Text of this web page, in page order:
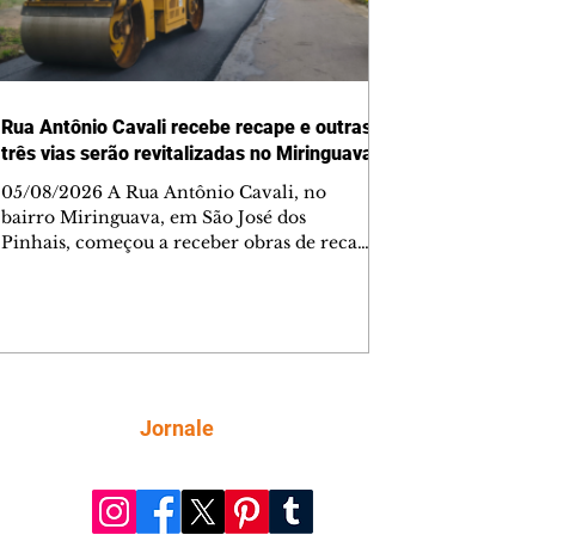
Rua Antônio Cavali recebe recape e outras
três vias serão revitalizadas no Miringuava
05/08/2026 A Rua Antônio Cavali, no
bairro Miringuava, em São José dos
Pinhais, começou a receber obras de recape
pavimentação deve melhorar as condições
de tráfego nas vias, proporcionando uma
Jornale